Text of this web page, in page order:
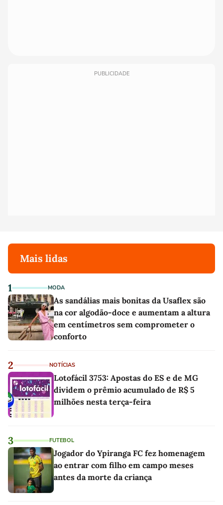
PUBLICIDADE
Mais lidas
1 MODA
As sandálias mais bonitas da Usaflex são
na cor algodão-doce e aumentam a altura
em centímetros sem comprometer o
conforto
2 NOTÍCIAS
Lotofácil 3753: Apostas do ES e de MG
dividem o prêmio acumulado de R$ 5
milhões nesta terça-feira
3 FUTEBOL
Jogador do Ypiranga FC fez homenagem
ao entrar com filho em campo meses
antes da morte da criança